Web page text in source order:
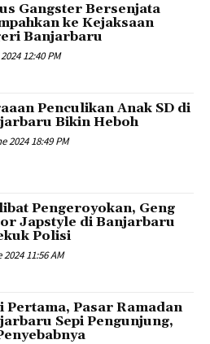
Gangster Bersenjata
ke Kejaksaan
Banjarbaru
12:40 PM
Penculikan Anak SD di
Bikin Heboh
2024 18:49 PM
Pengeroyokan, Geng
Japstyle di Banjarbaru
Polisi
2024 11:56 AM
Pertama, Pasar Ramadan
Sepi Pengunjung,